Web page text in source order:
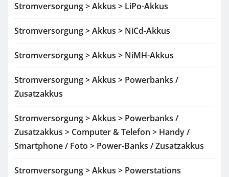
Stromversorgung > Akkus > LiPo-Akkus
Stromversorgung > Akkus > NiCd-Akkus
Stromversorgung > Akkus > NiMH-Akkus
Stromversorgung > Akkus > Powerbanks /
Zusatzakkus
Stromversorgung > Akkus > Powerbanks /
Zusatzakkus > Computer & Telefon > Handy /
Smartphone / Foto > Power-Banks / Zusatzakkus
Stromversorgung > Akkus > Powerstations